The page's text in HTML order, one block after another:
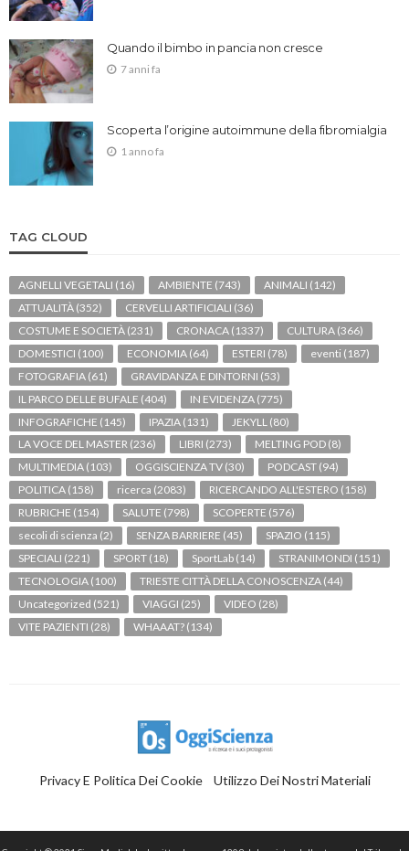
Quando il bimbo in pancia non cresce
7 anni fa
Scoperta l’origine autoimmune della fibromialgia
1 anno fa
TAG CLOUD
AGNELLI VEGETALI (16) AMBIENTE (743) ANIMALI (142)
ATTUALITÀ (352) CERVELLI ARTIFICIALI (36)
COSTUME E SOCIETÀ (231) CRONACA (1337) CULTURA (366)
DOMESTICI (100) ECONOMIA (64) ESTERI (78) eventi (187)
FOTOGRAFIA (61) GRAVIDANZA E DINTORNI (53)
IL PARCO DELLE BUFALE (404) IN EVIDENZA (775)
INFOGRAFICHE (145) IPAZIA (131) JEKYLL (80)
LA VOCE DEL MASTER (236) LIBRI (273) MELTING POD (8)
MULTIMEDIA (103) OGGISCIENZA TV (30) PODCAST (94)
POLITICA (158) ricerca (2083) RICERCANDO ALL'ESTERO (158)
RUBRICHE (154) SALUTE (798) SCOPERTE (576)
secoli di scienza (2) SENZA BARRIERE (45) SPAZIO (115)
SPECIALI (221) SPORT (18) SportLab (14) STRANIMONDI (151)
TECNOLOGIA (100) TRIESTE CITTÀ DELLA CONOSCENZA (44)
Uncategorized (521) VIAGGI (25) VIDEO (28)
VITE PAZIENTI (28) WHAAAT? (134)
Privacy E Politica Dei Cookie Utilizzo Dei Nostri Materiali